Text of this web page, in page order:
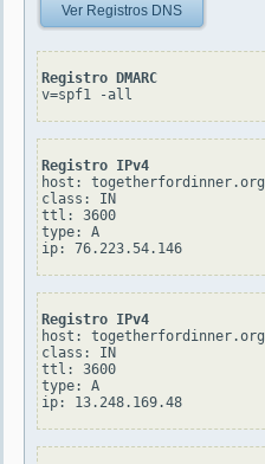
Ver Registros DNS
Registro DMARC
v=spf1 -all
Registro IPv4
host: togetherfordinner.org
class: IN
ttl: 3600
type: A
Registro IPv4
host: togetherfordinner.org
class: IN
ttl: 3600
type: A